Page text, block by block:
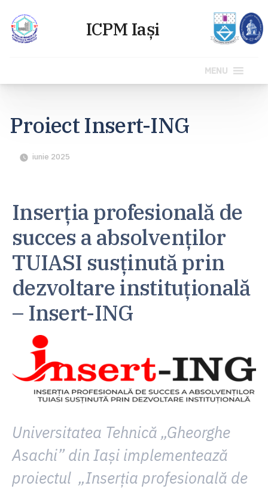
conținut
MENU
Proiect Insert-ING
iunie 2025
Inserția profesională de
succes a absolvenților
TUIASI susținută prin
dezvoltare instituțională
– Insert-ING
Universitatea Tehnică „Gheorghe
Asachi” din Iași implementează
proiectul „Inserția profesională de